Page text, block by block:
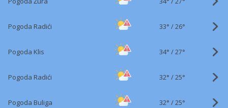
Pogoda Radići 33° /26°
Pogoda Klis 34° /27°
Pogoda Radići 32° /25°
Pogoda Buliga 32° /25°